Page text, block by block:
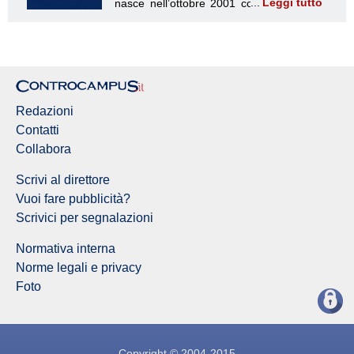
Redazioni
Contatti
Collabora
Scrivi al direttore
Vuoi fare pubblicità?
Scrivici per segnalazioni
Normativa interna
Norme legali e privacy
Foto